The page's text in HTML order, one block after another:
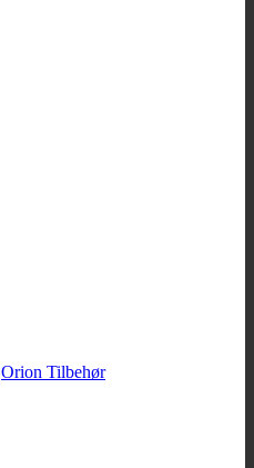
Orion Tilbehør